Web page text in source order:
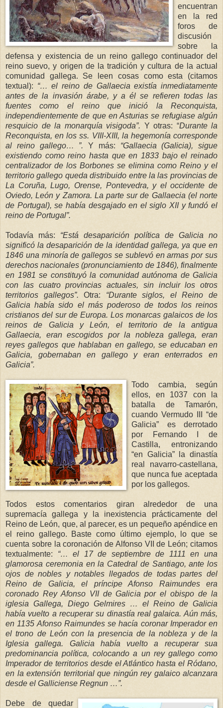
encuentran
en la red
foros de
discusión
sobre la
defensa y existencia de un reino gallego continuador del
reino suevo, y origen de la tradición y cultura de la actual
comunidad gallega. Se leen cosas como esta (citamos
textual): “… el reino de Gallaecia existía inmediatamente
antes de la invasión árabe, y a él se refieren todas las
fuentes como el reino que inició la Reconquista,
independientemente de que en Asturias se refugiase algún
resquicio de la monarquía visigoda”. Y otras: “Durante la
Reconquista, en los ss. VIII-XIII, la hegemonía corresponde
al reino gallego… ”. Y más: “Gallaecia (Galicia), sigue
existiendo como reino hasta que en 1833 bajo el reinado
centralizador de los Borbones se elimina como Reino y el
territorio gallego queda distribuido entre la las provincias de
La Coruña, Lugo, Orense, Pontevedra, y el occidente de
Oviedo, León y Zamora. La parte sur de Gallaecia (el norte
de Portugal), se había desgajado en el siglo XII y fundó el
reino de Portugal”.
Todavía más: “Está desaparición política de Galicia no
significó la desaparición de la identidad gallega, ya que en
1846 una minoría de gallegos se sublevó en armas por sus
derechos nacionales (pronunciamiento de 1846), finalmente
en 1981 se constituyó la comunidad autónoma de Galicia
con las cuatro provincias actuales, sin incluir los otros
territorios gallegos”.Otra: “Durante siglos, el Reino de
Galicia había sido el más poderoso de todos los reinos
cristianos del sur de Europa. Los monarcas galaicos de los
reinos de Galicia y León, el territorio de la antigua
Gallaecia, eran escogidos por la nobleza gallega, eran
reyes gallegos que hablaban en gallego, se educaban en
Galicia, gobernaban en gallegoy eran enterrados en
Galicia”.
Todo cambia, según
ellos, en 1037 con la
batalla de Tamarón,
cuando Vermudo III “de
Galicia” es derrotado
por Fernando I de
Castilla, entronizando
“en Galicia” la dinastía
real navarro-castellana,
que nunca fue aceptada
por los gallegos.
Todos estos comentarios giran alrededor de una
supremacía gallega y la inexistencia prácticamente del
Reino de León, que, al parecer, es un pequeño apéndice en
el reino gallego. Baste como último ejemplo, lo que se
cuenta sobre la coronación de Alfonso VII de León; citamos
textualmente: “… el 17 de septiembre de 1111 en una
glamorosa ceremonia enla Catedral de Santiago, ante los
ojos de nobles y notables llegados de todas partes del
Reino de Galicia, el príncipe Afonso Raimundes era
coronado Rey Afonso VII de Galicia por el obispo de la
iglesia Gallega, Diego Gelmires … el Reino de Galicia
había vuelto a recuperar su dinastía real galaica. Aún más,
en 1135 Afonso Raimundes sehacía coronar Imperador en
el trono de León con la presencia de la nobleza y de la
Iglesia gallega. Galicia había vuelto a recuperar sua
predominancia política, colocando a un rey gallego como
Imperador de territorios desde el Atlántico hasta el Ródano,
en la extensión territorial que ningún rey galaico alcanzara
desde el Galliciense Regnun …”.
Debe de quedar